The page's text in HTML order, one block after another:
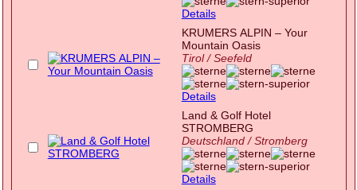
Details
KRUMERS ALPIN – Your
Mountain Oasis
Tirol / Seefeld
Details
Land & Golf Hotel
STROMBERG
Deutschland / Stromberg
Details